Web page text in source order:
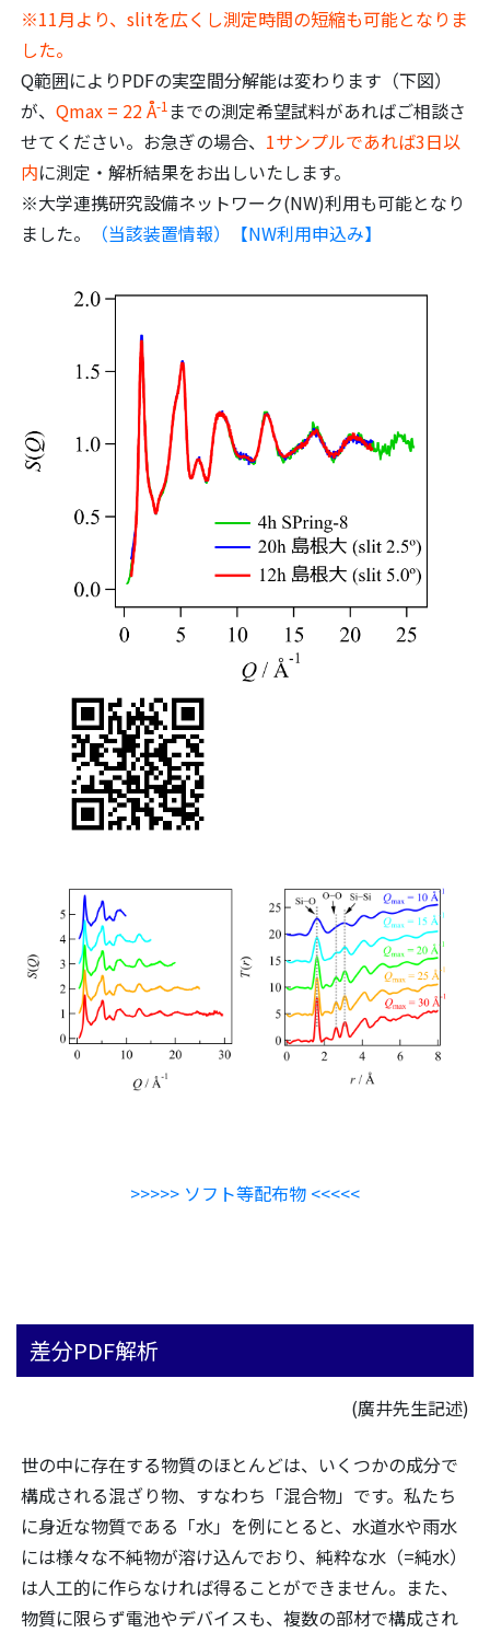
※11月より、slitを広くし測定時間の短縮も可能となりま
した。
Q範囲によりPDFの実空間分解能は変わります（下図）
が、 Qmax = 22 Å-1 までの測定希望試料があればご相談さ
せてください。お急ぎの場合、 1サンプルであれば3日以
内に測定・解析結果をお出しいたします。
※大学連携研究設備ネットワーク(NW)利用も可能となり
ました。
（当該装置情報） 【NW利用申込み】
>>>>> ソフト等配布物 <<<<<
差分PDF解析
(廣井先生記述)
世の中に存在する物質のほとんどは、いくつかの成分で
構成される混ざり物、すなわち「混合物」です。私たち
に身近な物質である「水」を例にとると、水道水や雨水
には様々な不純物が溶け込んでおり、純粋な水（=純水）
は人工的に作らなければ得ることができません。また、
物質に限らず電池やデバイスも、複数の部材で構成され